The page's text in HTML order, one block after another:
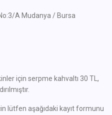
A Mudanya / Bursa
için serpme kahvaltı 30 TL,
lütfen aşağıdaki kayıt formunu